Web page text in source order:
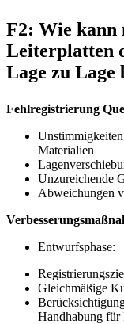
F2: Wie kann
Leiterplatten
Lage zu Lage
Fehlregistrierung
Materialien
Unzureichende
Abweichungen
Entwurfsphase:
Gleichmäßige
Handhabung für